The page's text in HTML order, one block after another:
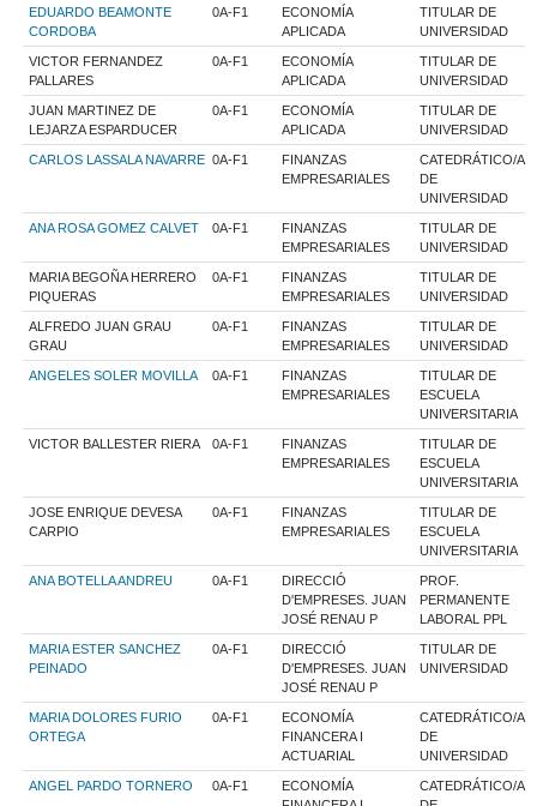
EDUARDO BEAMONTE
CORDOBA
0A-F1
ECONOMÍA
APLICADA
TITULAR DE
UNIVERSIDAD
VICTOR FERNANDEZ
PALLARES
0A-F1
ECONOMÍA
APLICADA
TITULAR DE
UNIVERSIDAD
JUAN MARTINEZ DE
LEJARZA ESPARDUCER
0A-F1
ECONOMÍA
APLICADA
TITULAR DE
UNIVERSIDAD
CARLOS LASSALA NAVARRE 0A-F1
FINANZAS
EMPRESARIALES
CATEDRÁTICO/A
DE
UNIVERSIDAD
ANA ROSA GOMEZ CALVET 0A-F1
FINANZAS
EMPRESARIALES
TITULAR DE
UNIVERSIDAD
MARIA BEGOÑA HERRERO
PIQUERAS
0A-F1
FINANZAS
EMPRESARIALES
TITULAR DE
UNIVERSIDAD
ALFREDO JUAN GRAU
GRAU
0A-F1
FINANZAS
EMPRESARIALES
TITULAR DE
UNIVERSIDAD
ANGELES SOLER MOVILLA 0A-F1
FINANZAS
EMPRESARIALES
TITULAR DE
ESCUELA
UNIVERSITARIA
VICTOR BALLESTER RIERA 0A-F1
FINANZAS
EMPRESARIALES
TITULAR DE
ESCUELA
UNIVERSITARIA
JOSE ENRIQUE DEVESA
CARPIO
0A-F1
FINANZAS
EMPRESARIALES
TITULAR DE
ESCUELA
UNIVERSITARIA
ANA BOTELLA ANDREU 0A-F1
DIRECCIÓ
D'EMPRESES. JUAN
JOSÉ RENAU P
PROF.
PERMANENTE
LABORAL PPL
MARIA ESTER SANCHEZ
PEINADO
0A-F1
DIRECCIÓ
D'EMPRESES. JUAN
JOSÉ RENAU P
TITULAR DE
UNIVERSIDAD
MARIA DOLORES FURIO
ORTEGA
0A-F1
ECONOMÍA
FINANCERA I
ACTUARIAL
CATEDRÁTICO/A
DE
UNIVERSIDAD
ANGEL PARDO TORNERO 0A-F1
ECONOMÍA
CATEDRÁTICO/A